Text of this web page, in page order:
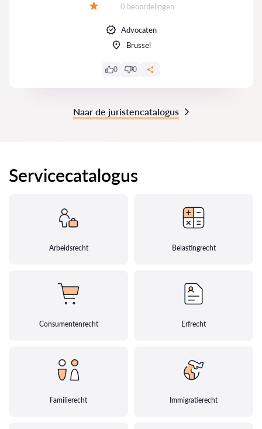
Beoordelingen:
0 beoordelingen
Advocaten
Brussel
0 0
Naar de juristencatalogus
Servicecatalogus
Arbeidsrecht Belastingrecht
Consumentenrecht Erfrecht
Familierecht Immigratierecht